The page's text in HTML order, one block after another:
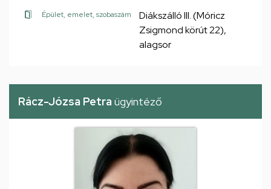
Épület, emelet, szobaszám
Diákszálló III. (Móricz
Zsigmond körút 22),
alagsor
Rácz-Józsa Petra ügyintéző